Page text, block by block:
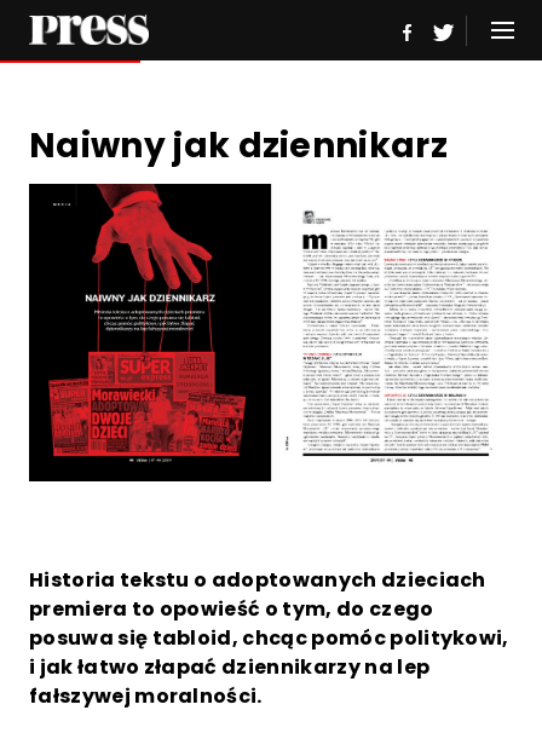
Naiwny jak dziennikarz
Historia tekstu o adoptowanych dzieciach
premiera to opowieść o tym, do czego
posuwa się tabloid, chcąc pomóc politykowi,
i jak łatwo złapać dziennikarzy na lep
fałszywej moralności.